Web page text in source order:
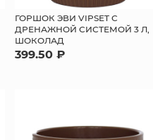
ГОРШОК ЭВИ VIPSET С
ДРЕНАЖНОЙ СИСТЕМОЙ 3 Л,
ШОКОЛАД
399.50 ₽